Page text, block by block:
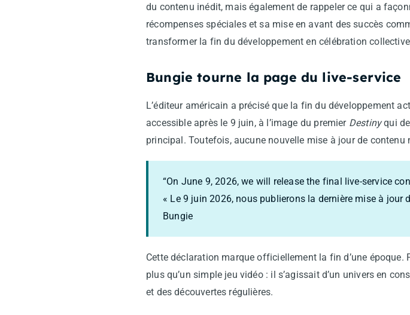
du contenu inédit, mais également de rappeler ce qui a
récompenses spéciales et sa mise en avant des succès
transformer la fin du développement en célébration
Bungie tourne la page du live-service
L’éditeur américain a précisé que la fin du développement
accessible après le 9 juin, à l’image du premier Destinyqui
principal. Toutefois, aucune nouvelle mise à jour de contenu
“On June 9, 2026, we will release the final live-service
« Le 9 juin 2026, nous publierons la dernière mise à jour
Bungie
Cette déclaration marque officiellement la fin d’une époque.
plus qu’un simple jeu vidéo : il s’agissait d’un univers en
et des découvertes régulières.